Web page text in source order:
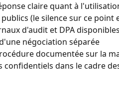
claire quant à
(le silence sur ce point
d'audit et DPA
négociation séparée
documentée sur la
confidentiels dans le cadre